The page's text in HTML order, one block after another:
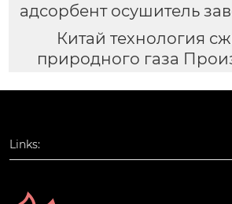
адсорбент осушитель
Китай технология
природного газа
Links: